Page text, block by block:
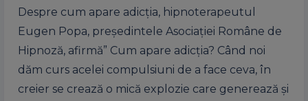
Despre cum apare adicția, hipnoterapeutul
Eugen Popa, președintele Asociației Române de
Hipnoză, afirmă” Cum apare adicţia? Când noi
dăm curs acelei compulsiuni de a face ceva, în
creier se crează o mică explozie care generează şi